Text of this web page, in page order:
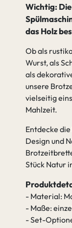
Wichtig:
das Holz
Ob als
Wurst, als
als
unsere
vielseitig
Mahlzeit.
Entdecke
Design und
Stück Natur
- Material:
- Maße:
- Set-